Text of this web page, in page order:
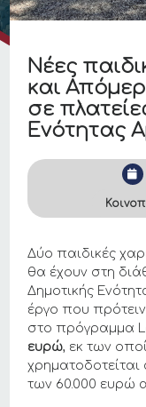
Νέες
και
σε
Ενότητας
Δύο παιδικές
θα έχουν στη
Δημοτικής
έργο που
στο πρόγραμμα
ευρώ, εκ των
των 60.000 ευρώ